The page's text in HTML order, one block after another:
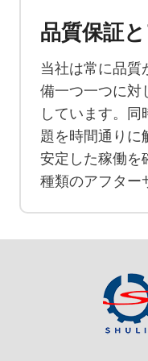
品質保証
当社は常に品質
備一つ一つに対
しています。
題を時間通りに
安定した稼働を
種類のアフター